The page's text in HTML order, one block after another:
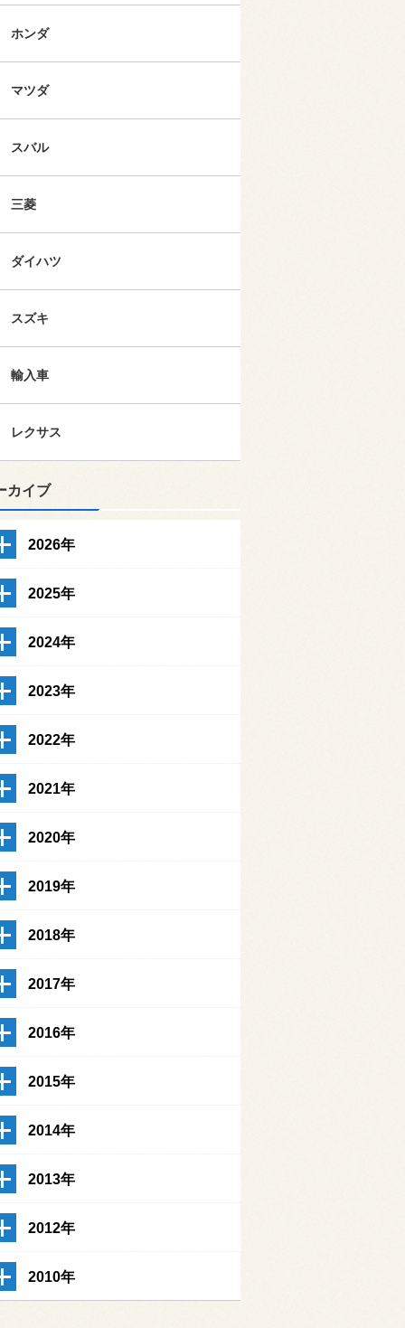
ホンダ
マツダ
スバル
三菱
ダイハツ
スズキ
輸入車
レクサス
カイブ
2026年
2025年
2024年
2023年
2022年
2021年
2020年
2019年
2018年
2017年
2016年
2015年
2014年
2013年
2012年
2010年